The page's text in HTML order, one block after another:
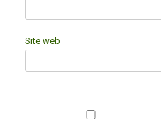
Site web